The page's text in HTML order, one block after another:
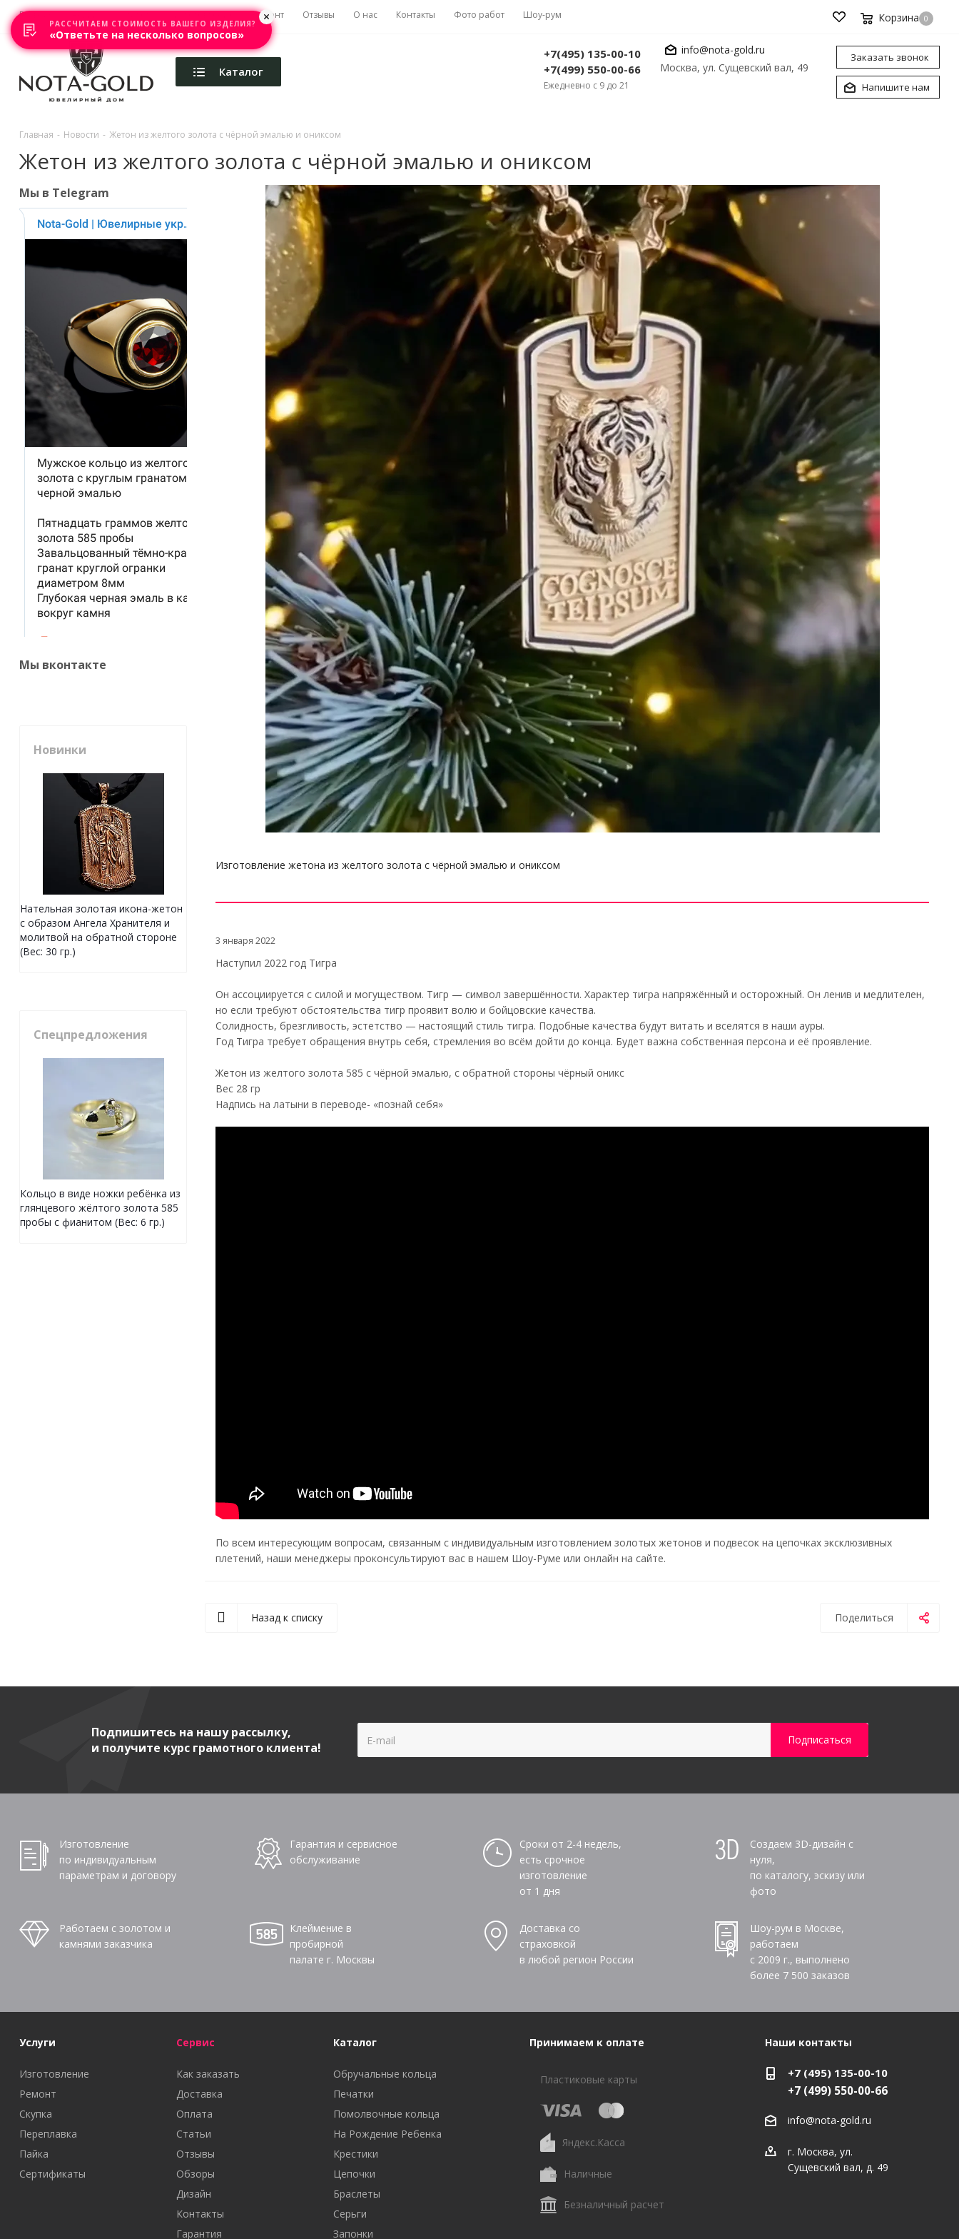
Главная Акции Каталоги Изготовление Ремонт Отзывы О нас Контакты Фото работ Шоу-рум Корзина 0
Каталог
+7(495) 135-00-10
+7(499) 550-00-66
Ежедневно с 9 до 21
info@nota-gold.ru
Москва, ул. Сущевский вал, 49
Заказать звонок
Напишите нам
Главная - Новости - Жетон из желтого золота с чёрной эмалью и ониксом
Жетон из желтого золота с чёрной эмалью и ониксом
Изготовление жетона из желтого золота с чёрной эмалью и ониксом
3 января 2022
Наступил 2022 год Тигра
Он ассоциируется с силой и могуществом. Тигр — символ завершён­ности. Характер тигра напряжённый и осторожный. Он ленив и медлителен,
но если требуют обстоятельства тигр проявит волю и бойцовские качества.
Солидность, брезгливость, эстетство — настоящий стиль тигра. Подобные качества будут витать и вселятся в наши ауры.
Год Тигра требует обращения внутрь себя, стремления во всём дойти до конца. Будет важна собственная персо­на и её проявление.
Жетон из желтого золота 585 с чёрной эмалью, с обратной стороны чёрный оникс
Вес 28 гр
Надпись на латыни в переводе- «познай себя»
По всем интересующим вопросам, связанным с индивидуальным изготовлением золотых жетонов и подвесок на цепочках эксклюзивных
плетений, наши менеджеры проконсультируют вас в нашем Шоу-Руме или онлайн на сайте.
Поделиться
Назад к списку
Мы в Telegram
Мы вконтакте
Новинки
Нательная золотая икона-жетон
с образом Ангела Хранителя и
молитвой на обратной стороне
(Вес: 30 гр.)
Спецпредложения
Кольцо в виде ножки ребёнка из
глянцевого жёлтого золота 585
пробы с фианитом (Вес: 6 гр.)
Подпишитесь на нашу рассылку,
и получите курс грамотного клиента!
Изготовление
по индивидуальным
параметрам и договору
Гарантия и сервисное
обслуживание
Сроки от 2-4 недель,
есть срочное
изготовление
от 1 дня
Создаем 3D-дизайн с
нуля,
по каталогу, эскизу или
фото
Работаем с золотом и
камнями заказчика
Клеймение в
пробирной
палате г. Москвы
Доставка со
страховкой
в любой регион России
Шоу-рум в Москве,
работаем
с 2009 г., выполнено
более 7 500 заказов
Услуги
Изготовление
Ремонт
Скупка
Переплавка
Пайка
Сертификаты
Сервис
Как заказать
Доставка
Оплата
Статьи
Отзывы
Обзоры
Дизайн
Контакты
Гарантия
Каталог
Обручальные кольца
Печатки
Помолвочные кольца
На Рождение Ребенка
Крестики
Цепочки
Браслеты
Серьги
Запонки
Принимаем к оплате
Пластиковые карты
Яндекс.Касса
Наличные
Безналичный расчет
Наши контакты
+7 (495) 135-00-10
+7 (499) 550-00-66
info@nota-gold.ru
г. Москва, ул.
Сущевский вал, д. 49
РАССЧИТАЕМ СТОИМОСТЬ ВАШЕГО ИЗДЕЛИЯ?
«Ответьте на несколько вопросов»